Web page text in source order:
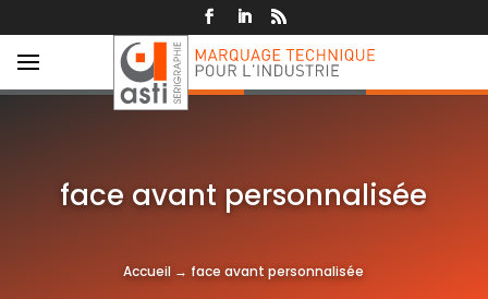
face avant personnalisée
Accueil → face avant personnalisée